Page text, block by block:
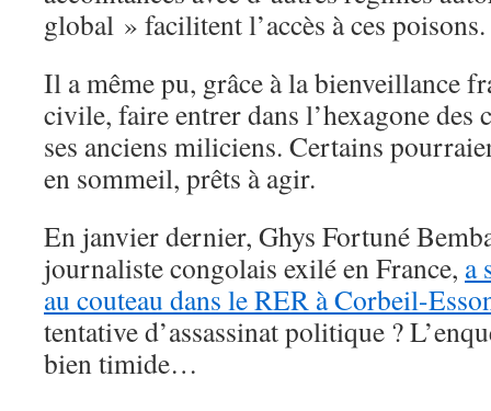
global » facilitent l’accès à ces poisons.
Il a même pu, grâce à la bienveillance
civile, faire entrer dans l’hexagone des
ses anciens miliciens. Certains
en sommeil, prêts à agir.
En janvier dernier, Ghys Fortuné
journaliste congolais exilé en France, a
au couteau dans le RER à Corbeil-
tentative d’assassinat politique ?
bien timide…